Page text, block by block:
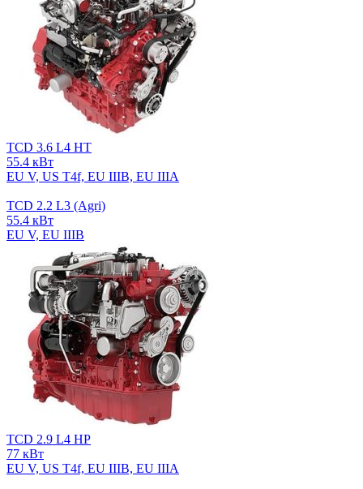
TCD 3.6 L4 HT
55.4 кВт
EU V, US T4f, EU IIIB, EU IIIA
TCD 2.2 L3 (Agri)
55.4 кВт
EU V, EU IIIB
TCD 2.9 L4 HP
77 кВт
EU V, US T4f, EU IIIB, EU IIIA